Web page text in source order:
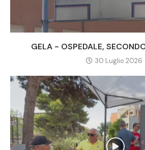
GELA - OSPEDALE,
30 Luglio 2026